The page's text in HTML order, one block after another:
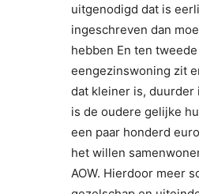
uitgenodigd dat is
ingeschreven dan
hebben En ten
eengezinswoning zit
dat kleiner is, duurder
is de oudere gelijke
een paar honderd
het willen
AOW. Hierdoor meer